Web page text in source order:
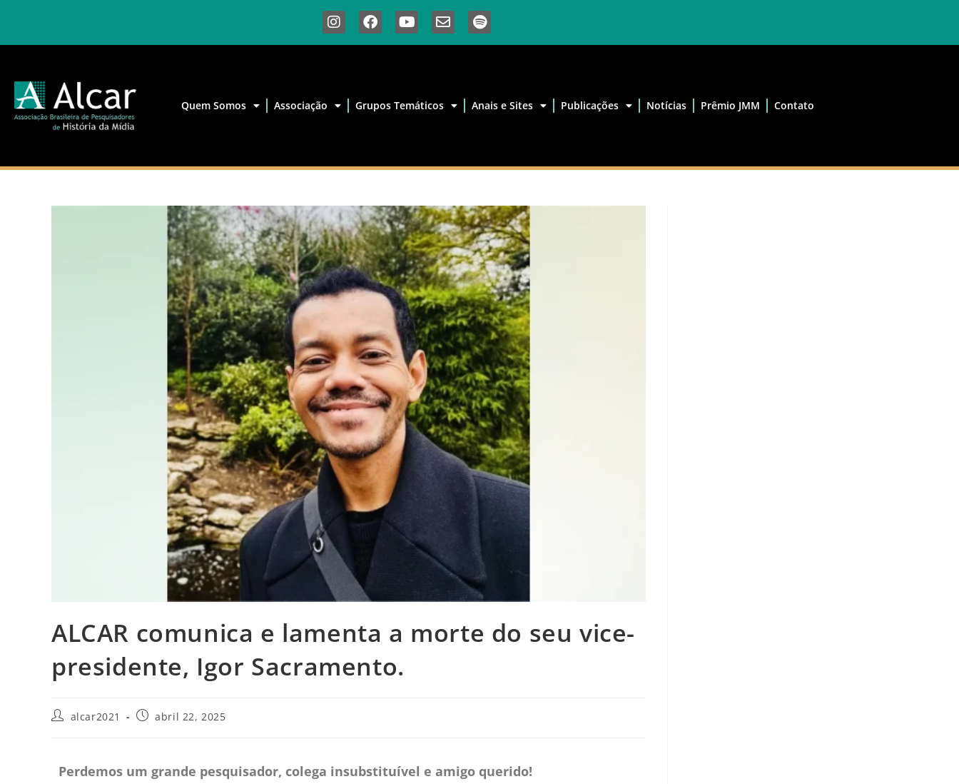
Quem Somos Associação Grupos Temáticos Anais e Sites Publicações Notícias Prêmio JMM Contato
ALCAR comunica e lamenta a morte do seu vice-
presidente, Igor Sacramento.
alcar2021 abril 22, 2025
Perdemos um grande pesquisador, colega insubstituível e amigo querido!